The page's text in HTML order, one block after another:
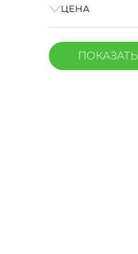
ЦЕНА
ПОКАЗАТЬ